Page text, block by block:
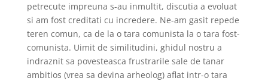
petrecute impreuna s-au inmultit, discutia a evoluat
si am fost creditati cu incredere. Ne-am gasit repede
teren comun, ca de la o tara comunista la o tara fost-
comunista. Uimit de similitudini, ghidul nostru a
indraznit sa povesteasca frustrarile sale de tanar
ambitios (vrea sa devina arheolog) aflat intr-o tara